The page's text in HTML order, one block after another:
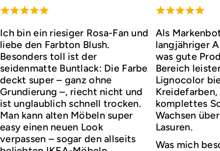
Ich bin ein riesiger Rosa-Fan und
liebe den Farbton Blush.
Besonders toll ist der
seidenmatte Buntlack: Die Farbe
deckt super – ganz ohne
Grundierung –, riecht nicht und
ist unglaublich schnell trocken.
Man kann alten Möbeln super
easy einen neuen Look
verpassen – sogar den allseits
Als
langjähriger
was gute
Bereich
Lignocolor
komplettes
Wachsen
Lasuren.
Was mich